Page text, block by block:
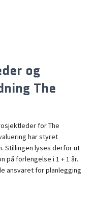
og
The
for The
har styret
Stillingen lyses derfor ut
på forlengelse i 1 + 1 år.
ansvaret for planlegging